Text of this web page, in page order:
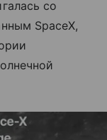
со
SpaceX,